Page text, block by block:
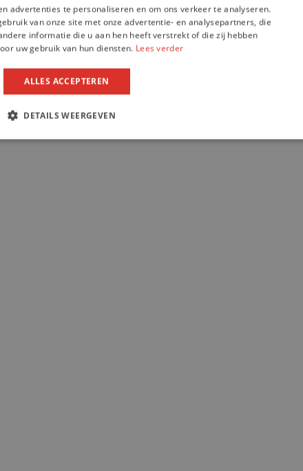
advertenties te personaliseren en om ons verkeer te analyseren.
van onze site met onze advertentie- en analysepartners, die
informatie die u aan hen heeft verstrekt of die zij hebben
uw gebruik van hun diensten. Lees verder
ALLES ACCEPTEREN
DETAILS WEERGEVEN